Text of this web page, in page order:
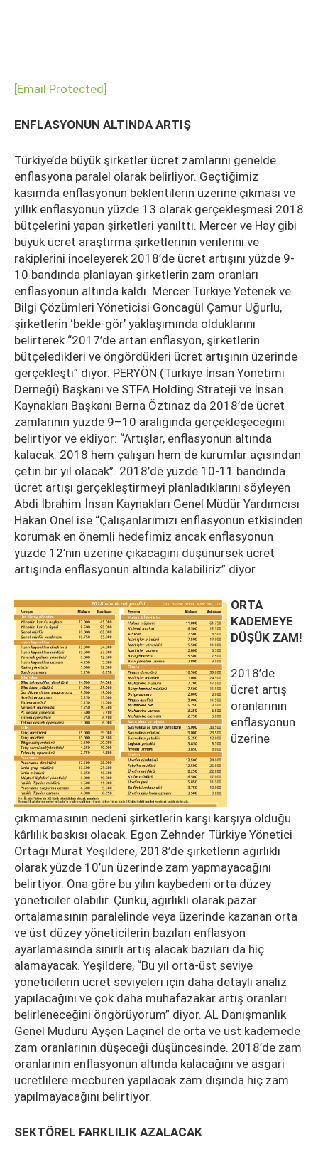
[email Protected]
ENFLASYONUN ALTINDA ARTIŞ
Türkiye’de büyük şirketler ücret zamlarını genelde
enflasyona paralel olarak belirliyor. Geçtiğimiz
kasımda enflasyonun beklentilerin üzerine çıkması ve
yıllık enflasyonun yüzde 13 olarak gerçekleşmesi 2018
bütçelerini yapan şirketleri yanılttı. Mercer ve Hay gibi
büyük ücret araştırma şirketlerinin verilerini ve
rakiplerini inceleyerek 2018’de ücret artışını yüzde 9-
10 bandında planlayan şirketlerin zam oranları
enflasyonun altında kaldı. Mercer Türkiye Yetenek ve
Bilgi Çözümleri Yöneticisi Goncagül Çamur Uğurlu,
şirketlerin ‘bekle-gör’ yaklaşımında olduklarını
belirterek “2017’de artan enflasyon, şirketlerin
bütçeledikleri ve öngördükleri ücret artışının üzerinde
gerçekleşti” diyor. PERYÖN (Türkiye İnsan Yönetimi
Derneği) Başkanı ve STFA Holding Strateji ve İnsan
Kaynakları Başkanı Berna Öztınaz da 2018’de ücret
zamlarının yüzde 9–10 aralığında gerçekleşeceğini
belirtiyor ve ekliyor: “Artışlar, enflasyonun altında
kalacak. 2018 hem çalışan hem de kurumlar açısından
çetin bir yıl olacak”. 2018’de yüzde 10-11 bandında
ücret artışı gerçekleştirmeyi planladıklarını söyleyen
Abdi İbrahim İnsan Kaynakları Genel Müdür Yardımcısı
Hakan Önel ise “Çalışanlarımızı enflasyonun etkisinden
korumak en önemli hedefimiz ancak enflasyonun
yüzde 12’nin üzerine çıkacağını düşünürsek ücret
artışında enflasyonun altında kalabiliriz” diyor.
ORTA
KADEMEYE
DÜŞÜK ZAM!
2018’de
ücret artış
oranlarının
enflasyonun
üzerine
çıkmamasının nedeni şirketlerin karşı karşıya olduğu
kârlılık baskısı olacak. Egon Zehnder Türkiye Yönetici
Ortağı Murat Yeşildere, 2018’de şirketlerin ağırlıklı
olarak yüzde 10’un üzerinde zam yapmayacağını
belirtiyor. Ona göre bu yılın kaybedeni orta düzey
yöneticiler olabilir. Çünkü, ağırlıklı olarak pazar
ortalamasının paralelinde veya üzerinde kazanan orta
ve üst düzey yöneticilerin bazıları enflasyon
ayarlamasında sınırlı artış alacak bazıları da hiç
alamayacak. Yeşildere, “Bu yıl orta-üst seviye
yöneticilerin ücret seviyeleri için daha detaylı analiz
yapılacağını ve çok daha muhafazakar artış oranları
belirleneceğini öngörüyorum” diyor. AL Danışmanlık
Genel Müdürü Ayşen Laçinel de orta ve üst kademede
zam oranlarının düşeceği düşüncesinde. 2018’de zam
oranlarının enflasyonun altında kalacağını ve asgari
ücretlilere mecburen yapılacak zam dışında hiç zam
yapılmayacağını belirtiyor.
SEKTÖREL FARKLILIK AZALACAK